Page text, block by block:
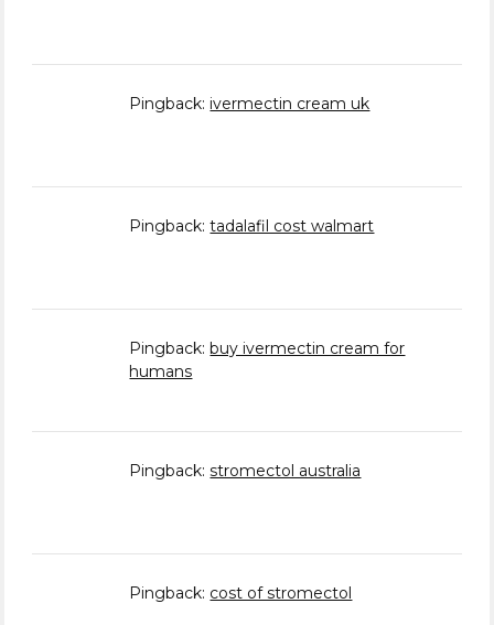
Pingback: ivermectin cream uk
Pingback:tadalafil cost walmart
Pingback:buy ivermectin cream for
humans
Pingback:stromectol australia
Pingback: cost of stromectol